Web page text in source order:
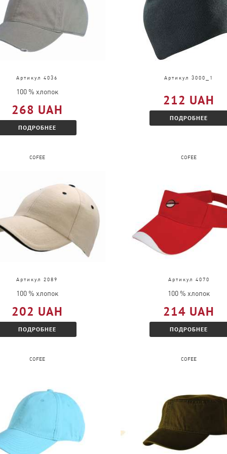
Артикул 4036
100 % хлопок
268 UAH
ПОДРОБНЕЕ
Артикул 3000_1
212 UAH
ПОДРОБНЕЕ
COFEE
Артикул 2089
100 % хлопок
202 UAH
ПОДРОБНЕЕ
COFEE
Артикул 4070
100 % хлопок
214 UAH
ПОДРОБНЕЕ
COFEE COFEE